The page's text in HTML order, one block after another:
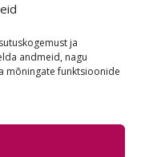
ja
andmeid, nagu
mõningate funktsioonide